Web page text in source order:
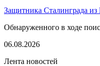
Защитника Сталинграда из
Обнаруженного в ходе
06.08.2026
Лента новостей